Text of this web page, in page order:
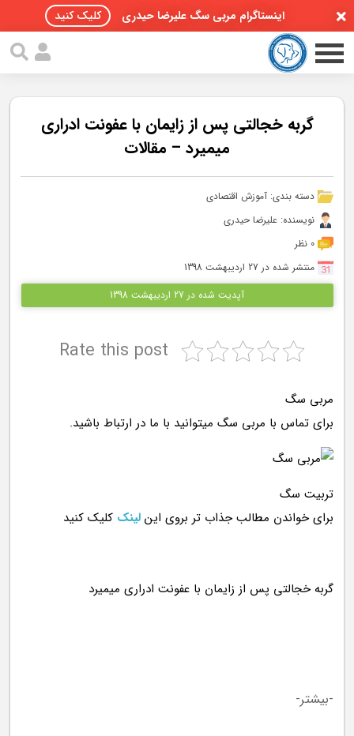
اینستاگرام مربی سگ علیرضا حیدری کلیک کنید
صفحه اصلی
مقالات سگ ها
پادکست سگ ها
سمینار تهران 96
تماس با ما
گربه خجالتی پس از زایمان با عفونت ادراری
میمیرد – مقالات
دسته بندی:آموزش اقتصادی
نویسنده: علیرضا حیدری
0 نظر
منتشر شده در 27 اردیبهشت 1398
آپدیت شده در 27 اردیبهشت 1398
Rate this post
مربی سگ
برای تماس با مربی سگ میتوانید با ما در ارتباط باشید.
تربیت سگ
برای خواندن مطالب جذاب تر بروی اینلینک کلیک کنید
-بیشتر-